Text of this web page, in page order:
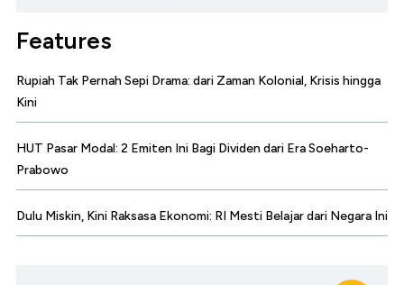
Features
Rupiah Tak Pernah Sepi Drama: dari Zaman Kolonial, Krisis hingga
Kini
HUT Pasar Modal: 2 Emiten Ini Bagi Dividen dari Era Soeharto-
Prabowo
Dulu Miskin, Kini Raksasa Ekonomi: RI Mesti Belajar dari Negara Ini